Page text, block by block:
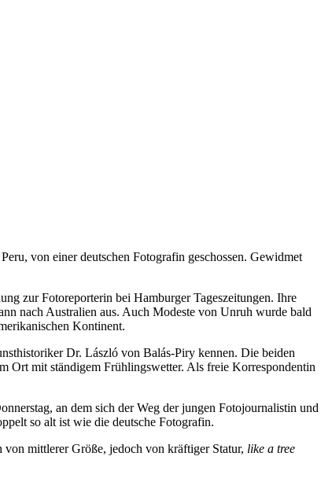
von einer deutschen Fotografin geschossen. Gewidmet
zur Fotoreporterin bei Hamburger Tageszeitungen. Ihre
nach Australien aus. Auch Modeste von Unruh wurde bald
Kontinent.
Dr. László von Balás-Piry kennen. Die beiden
Ort mit ständigem Frühlingswetter. Als freie Korrespondentin
an dem sich der Weg der jungen Fotojournalistin und
so alt ist wie die deutsche Fotografin.
mittlerer Größe, jedoch von kräftiger Statur, like a tree